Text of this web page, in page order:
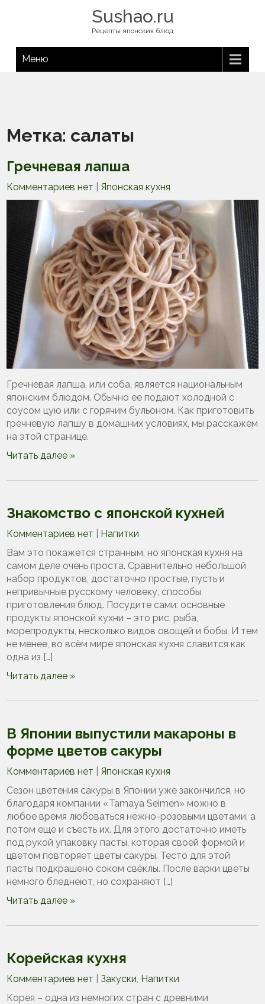
Sushao.ru
Рецепты японских блюд
Меню
Метка: салаты
Гречневая лапша
Комментариев нет Японская кухня
Гречневая лапша, или соба, является национальным
японским блюдом. Обычно ее подают холодной с
соусом цую или с горячим бульоном. Как приготовить
гречневую лапшу в домашних условиях, мы расскажем
на этой странице.
Читать далее »
Знакомство с японской кухней
Комментариев нет
Напитки
Вам это покажется странным, но японская кухня на
самом деле очень проста. Сравнительно небольшой
набор продуктов, достаточно простые, пусть и
непривычные русскому человеку, способы
приготовления блюд. Посудите сами: основные
продукты японской кухни – это рис, рыба,
морепродукты, несколько видов овощей и бобы. И тем
не менее, во всём мире японская кухня славится как
одна из […]
Читать далее »
В Японии выпустили макароны в
форме цветов сакуры
Комментариев нет
Японская кухня
Сезон цветения сакуры в Японии уже закончился, но
благодаря компании «Tamaya Seimen» можно в
любое время любоваться нежно-розовыми цветами, а
потом еще и съесть их. Для этого достаточно иметь
под рукой упаковку пасты, которая своей формой и
цветом повторяет цветы сакуры. Тесто для этой
пасты подкрашено соком свёклы. После варки цветы
немного бледнеют, но сохраняют […]
Читать далее »
Корейская кухня
Комментариев нет Закуски, Напитки
Корея – одна из немногих стран с древними